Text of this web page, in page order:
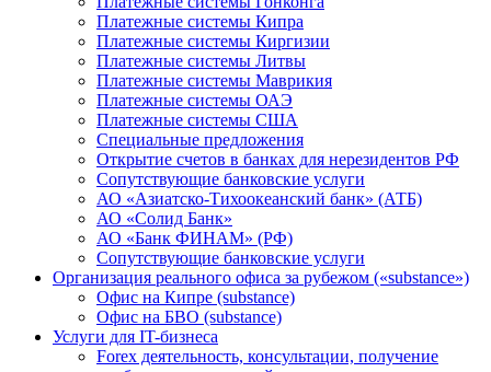
Платежные системы Кипра
Платежные системы Киргизии
Платежные системы Литвы
Платежные системы Маврикия
Платежные системы ОАЭ
Платежные системы США
Специальные предложения
Открытие счетов в банках для нерезидентов РФ
Сопутствующие банковские услуги
АО «Азиатско-Тихоокеанский банк» (АТБ)
АО «Солид Банк»
АО «Банк ФИНАМ» (РФ)
Сопутствующие банковские услуги
Организация реального офиса за рубежом («substance»)
Офис на Кипре (substance)
Офис на БВО (substance)
Услуги для IT-бизнеса
Forex деятельность, консультации, получение